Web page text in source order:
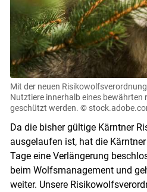
Mit der neuen
Nutztiere innerhalb eines bewährten
geschützt werden. ©
Da die bisher gültige Kärntner
ausgelaufen ist, hat die
Tage eine Verlängerung
beim Wolfsmanagement und
weiter. Unsere